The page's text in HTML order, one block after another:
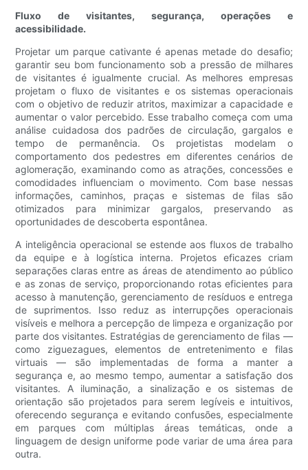
Fluxo de visitantes, segurança, operações e
acessibilidade.
Projetar um parque cativante é apenas metade do desafio;
garantir seu bom funcionamento sob a pressão de milhares
de visitantes é igualmente crucial. As melhores empresas
projetam o fluxo de visitantes e os sistemas operacionais
com o objetivo de reduzir atritos, maximizar a capacidade e
aumentar o valor percebido. Esse trabalho começa com uma
análise cuidadosa dos padrões de circulação, gargalos e
tempo de permanência. Os projetistas modelam o
comportamento dos pedestres em diferentes cenários de
aglomeração, examinando como as atrações, concessões e
comodidades influenciam o movimento. Com base nessas
informações, caminhos, praças e sistemas de filas são
otimizados para minimizar gargalos, preservando as
oportunidades de descoberta espontânea.
A inteligência operacional se estende aos fluxos de trabalho
da equipe e à logística interna. Projetos eficazes criam
separações claras entre as áreas de atendimento ao público
e as zonas de serviço, proporcionando rotas eficientes para
acesso à manutenção, gerenciamento de resíduos e entrega
de suprimentos. Isso reduz as interrupções operacionais
visíveis e melhora a percepção de limpeza e organização por
parte dos visitantes. Estratégias de gerenciamento de filas —
como ziguezagues, elementos de entretenimento e filas
virtuais — são implementadas de forma a manter a
segurança e, ao mesmo tempo, aumentar a satisfação dos
visitantes. A iluminação, a sinalização e os sistemas de
orientação são projetados para serem legíveis e intuitivos,
oferecendo segurança e evitando confusões, especialmente
em parques com múltiplas áreas temáticas, onde a
linguagem de design uniforme pode variar de uma área para
outra.